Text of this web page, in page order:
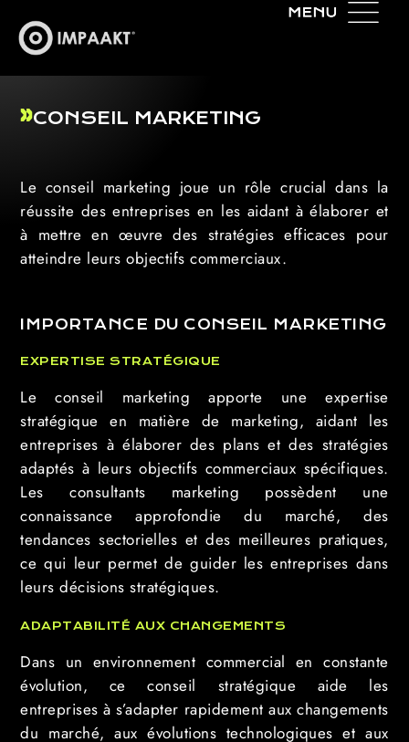
CONSEIL MARKETING
Le conseil marketing joue un rôle crucial dans la
réussite des entreprises en les aidant à élaborer et
à mettre en œuvre des stratégies efficaces pour
atteindre leurs objectifs commerciaux.
IMPORTANCE DU CONSEIL MARKETING
EXPERTISE STRATÉGIQUE
Le conseil marketing apporte une expertise
stratégique en matière de marketing, aidant les
entreprises à élaborer des plans et des stratégies
adaptés à leurs objectifs commerciaux spécifiques.
Les consultants marketing possèdent une
connaissance approfondie du marché, des
tendances sectorielles et des meilleures pratiques,
ce qui leur permet de guider les entreprises dans
leurs décisions stratégiques.
ADAPTABILITÉ AUX CHANGEMENTS
Dans un environnement commercial en constante
évolution, ce conseil stratégique aide les
entreprises à s’adapter rapidement aux changements
du marché, aux évolutions technologiques et aux